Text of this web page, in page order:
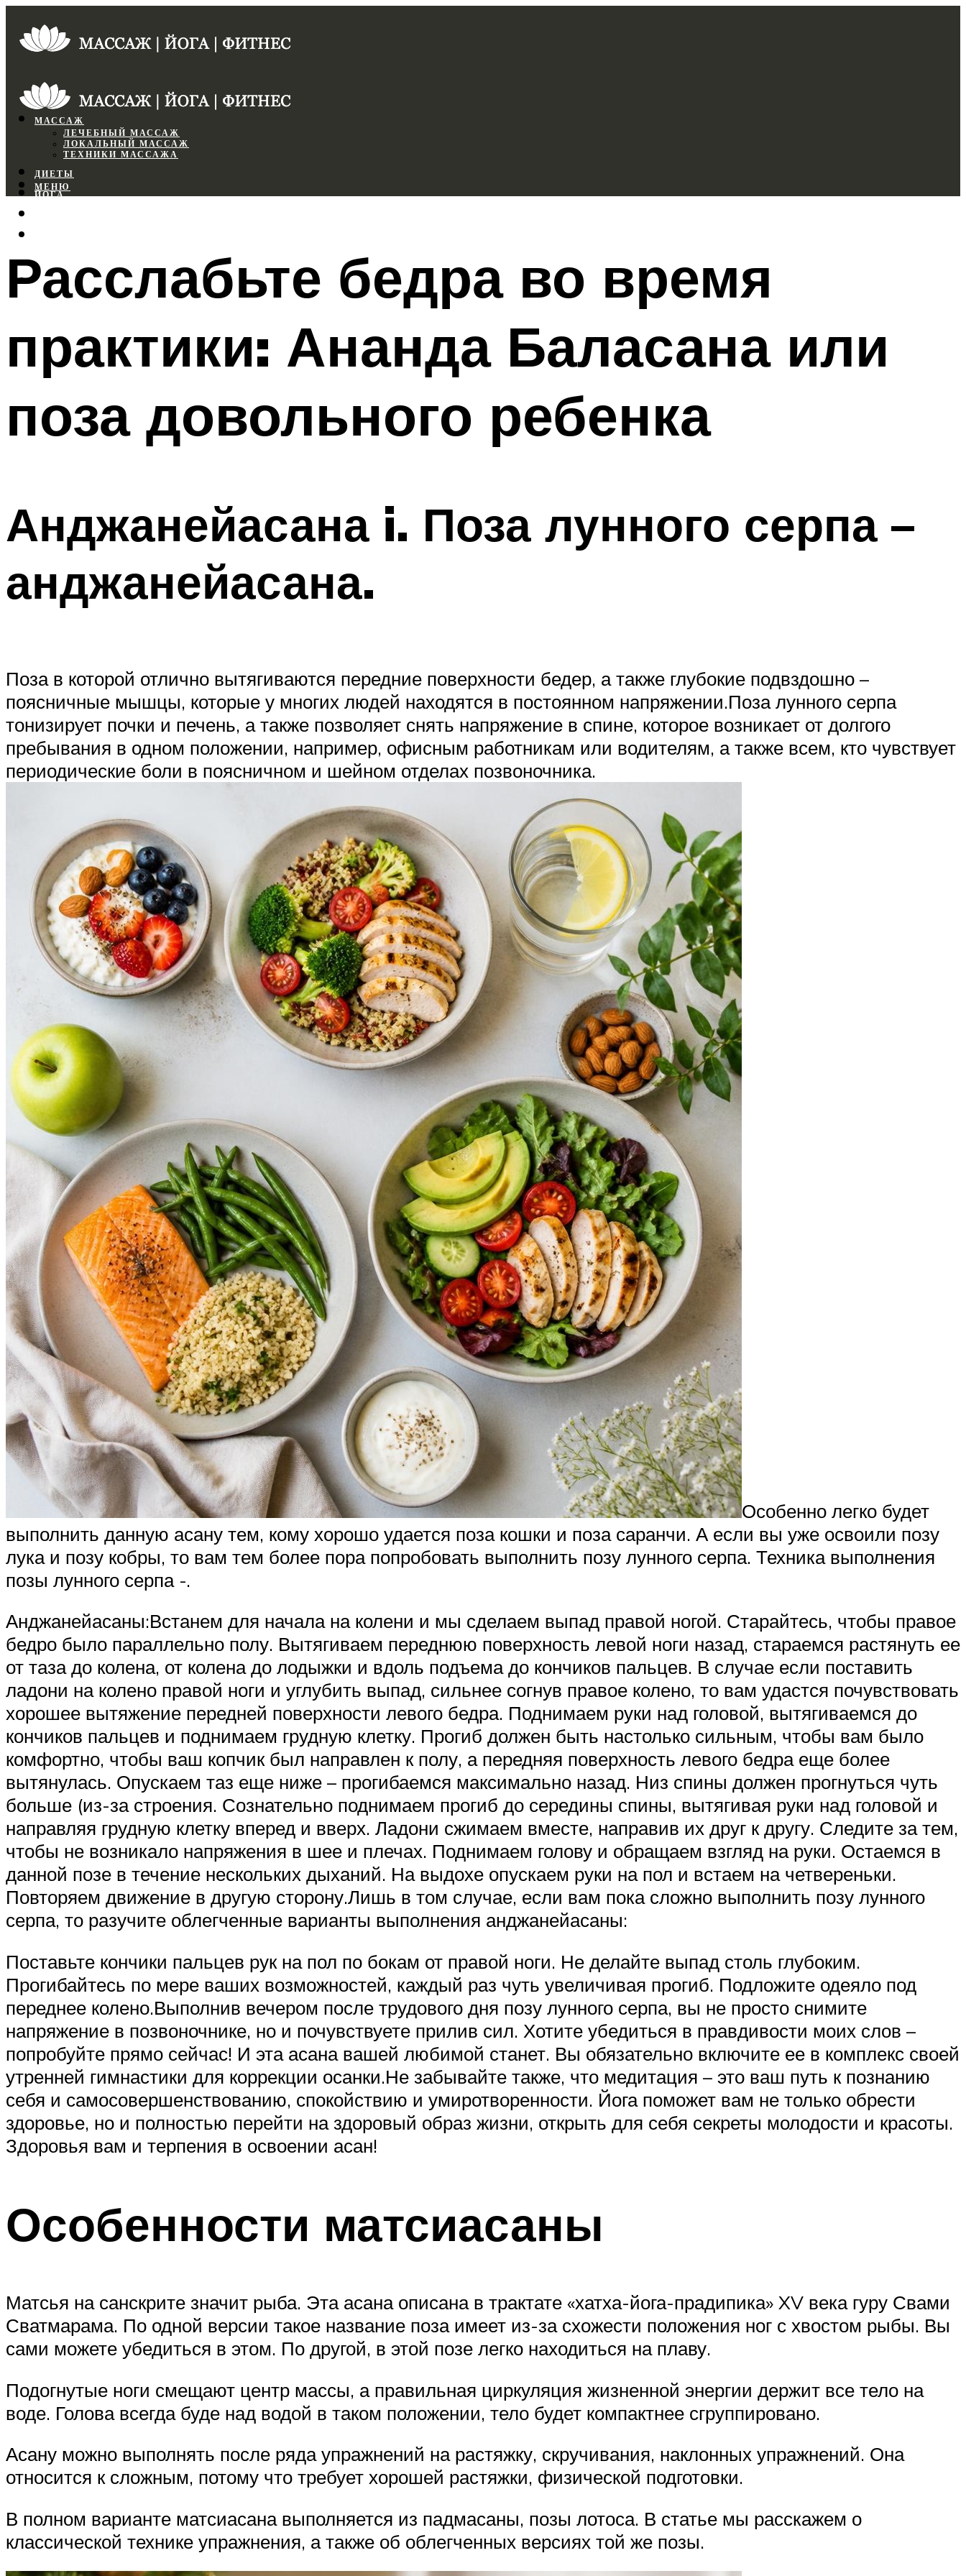
МАССАЖ
ЛЕЧЕБНЫЙ МАССАЖ
ЛОКАЛЬНЫЙ МАССАЖ
ТЕХНИКИ МАССАЖА
ДИЕТЫ
ЙОГА
МЕНЮ
МЕНЮ
Расслабьте бедра во время
практики: Ананда Баласана или
поза довольного ребенка
Анджанейасана i. Поза лунного серпа –
анджанейасана.
Поза в которой отлично вытягиваются передние поверхности бедер, а также глубокие подвздошно –
поясничные мышцы, которые у многих людей находятся в постоянном напряжении.Поза лунного серпа
тонизирует почки и печень, а также позволяет снять напряжение в спине, которое возникает от долгого
пребывания в одном положении, например, офисным работникам или водителям, а также всем, кто чувствует
периодические боли в поясничном и шейном отделах позвоночника.
Особенно легко будет
выполнить данную асану тем, кому хорошо удается поза кошки и поза саранчи. А если вы уже освоили позу
лука и позу кобры, то вам тем более пора попробовать выполнить позу лунного серпа. Техника выполнения
позы лунного серпа -.
Анджанейасаны:Встанем для начала на колени и мы сделаем выпад правой ногой. Старайтесь, чтобы правое
бедро было параллельно полу. Вытягиваем переднюю поверхность левой ноги назад, стараемся растянуть ее
от таза до колена, от колена до лодыжки и вдоль подъема до кончиков пальцев. В случае если поставить
ладони на колено правой ноги и углубить выпад, сильнее согнув правое колено, то вам удастся почувствовать
хорошее вытяжение передней поверхности левого бедра. Поднимаем руки над головой, вытягиваемся до
кончиков пальцев и поднимаем грудную клетку. Прогиб должен быть настолько сильным, чтобы вам было
комфортно, чтобы ваш копчик был направлен к полу, а передняя поверхность левого бедра еще более
вытянулась. Опускаем таз еще ниже – прогибаемся максимально назад. Низ спины должен прогнуться чуть
больше (из-за строения. Сознательно поднимаем прогиб до середины спины, вытягивая руки над головой и
направляя грудную клетку вперед и вверх. Ладони сжимаем вместе, направив их друг к другу. Следите за тем,
чтобы не возникало напряжения в шее и плечах. Поднимаем голову и обращаем взгляд на руки. Остаемся в
данной позе в течение нескольких дыханий. На выдохе опускаем руки на пол и встаем на четвереньки.
Повторяем движение в другую сторону.Лишь в том случае, если вам пока сложно выполнить позу лунного
серпа, то разучите облегченные варианты выполнения анджанейасаны:
Поставьте кончики пальцев рук на пол по бокам от правой ноги. Не делайте выпад столь глубоким.
Прогибайтесь по мере ваших возможностей, каждый раз чуть увеличивая прогиб. Подложите одеяло под
переднее колено.Выполнив вечером после трудового дня позу лунного серпа, вы не просто снимите
напряжение в позвоночнике, но и почувствуете прилив сил. Хотите убедиться в правдивости моих слов –
попробуйте прямо сейчас! И эта асана вашей любимой станет. Вы обязательно включите ее в комплекс своей
утренней гимнастики для коррекции осанки.Не забывайте также, что медитация – это ваш путь к познанию
себя и самосовершенствованию, спокойствию и умиротворенности. Йога поможет вам не только обрести
здоровье, но и полностью перейти на здоровый образ жизни, открыть для себя секреты молодости и красоты.
Здоровья вам и терпения в освоении асан!
Особенности матсиасаны
Матсья на санскрите значит рыба. Эта асана описана в трактате «хатха-йога-прадипика» XV века гуру Свами
Сватмарама. По одной версии такое название поза имеет из-за схожести положения ног с хвостом рыбы. Вы
сами можете убедиться в этом. По другой, в этой позе легко находиться на плаву.
Подогнутые ноги смещают центр массы, а правильная циркуляция жизненной энергии держит все тело на
воде. Голова всегда буде над водой в таком положении, тело будет компактнее сгруппировано.
Асану можно выполнять после ряда упражнений на растяжку, скручивания, наклонных упражнений. Она
относится к сложным, потому что требует хорошей растяжки, физической подготовки.
В полном варианте матсиасана выполняется из падмасаны, позы лотоса. В статье мы расскажем о
классической технике упражнения, а также об облегченных версиях той же позы.